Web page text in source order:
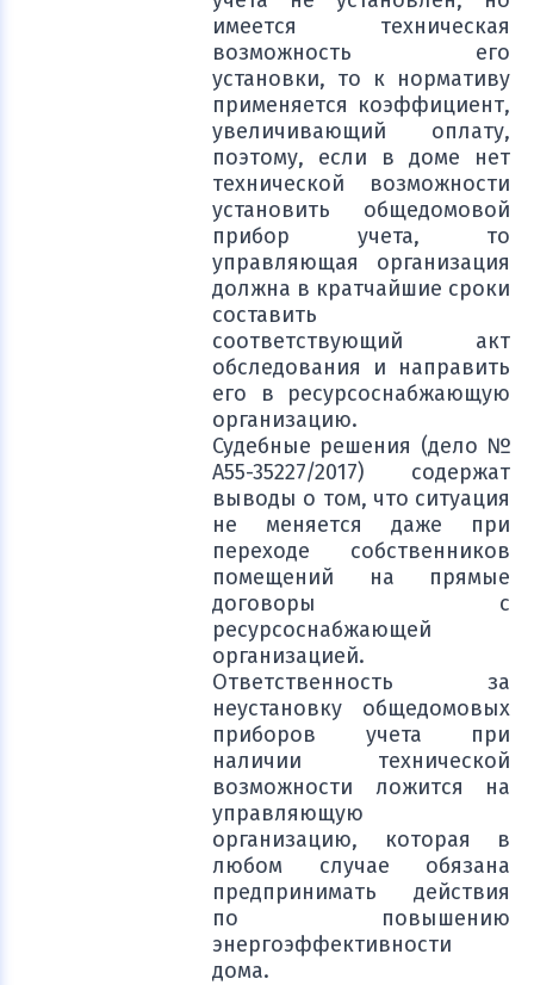
имеется техническая
возможность его
установки, то к нормативу
применяется коэффициент,
увеличивающий оплату,
поэтому, если в доме нет
технической возможности
установить общедомовой
прибор учета, то
управляющая организация
должна в кратчайшие сроки
составить
соответствующий акт
обследования и направить
его в ресурсоснабжающую
организацию.
Судебные решения (дело №
А55-35227/2017) содержат
выводы о том, что ситуация
не меняется даже при
переходе собственников
помещений на прямые
договоры с
ресурсоснабжающей
организацией.
Ответственность за
неустановку общедомовых
приборов учета при
наличии технической
возможности ложится на
управляющую
организацию, которая в
любом случае обязана
предпринимать действия
по повышению
энергоэффективности
дома.